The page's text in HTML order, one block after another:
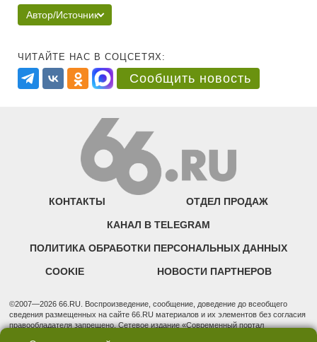
Автор/Источник
ЧИТАЙТЕ НАС В СОЦСЕТЯХ:
Сообщить новость
КОНТАКТЫ ОТДЕЛ ПРОДАЖ
КАНАЛ В TELEGRAM
ПОЛИТИКА ОБРАБОТКИ ПЕРСОНАЛЬНЫХ ДАННЫХ
COOKIE НОВОСТИ ПАРТНЕРОВ
©2007—2026 66.RU. Воспроизведение, сообщение, доведение до всеобщего
сведения размещенных на сайте 66.RU материалов и их элементов без согласия
правообладателя запрещено. Сетевое издание «Современный портал